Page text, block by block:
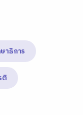
าธิการ
ติ